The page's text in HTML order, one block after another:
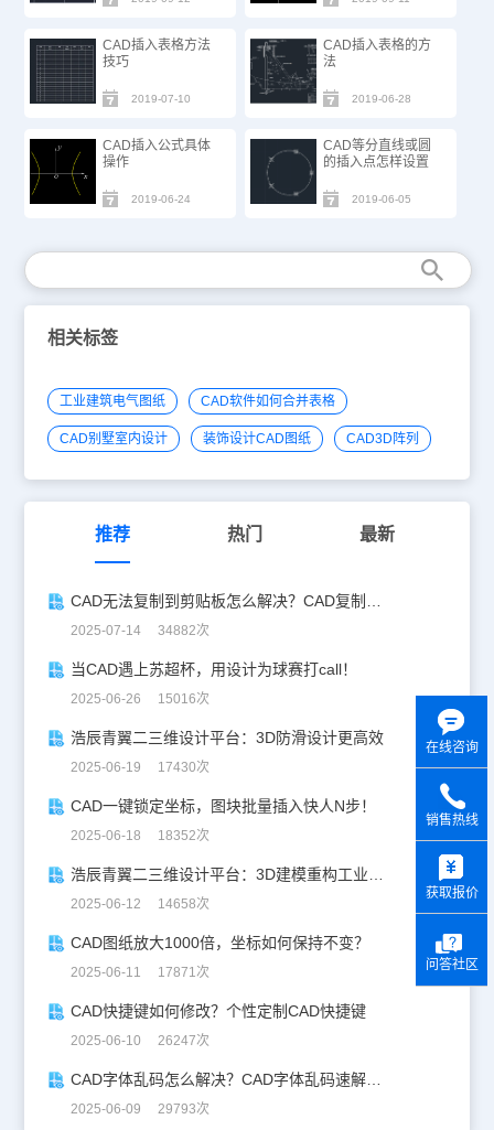
CAD插入表格方法
技巧
2019-07-10
CAD插入表格的方
法
2019-06-28
CAD插入公式具体
操作
2019-06-24
CAD等分直线或圆
的插入点怎样设置
2019-06-05
相关标签
工业建筑电气图纸 CAD软件如何合并表格
CAD别墅室内设计 装饰设计CAD图纸 CAD3D阵列
推荐 热门 最新
2025-07-14 34882次
当CAD遇上苏超杯，用设计为球赛打call！
2025-06-26 15016次
浩辰青翼二三维设计平台：3D防滑设计更高效
2025-06-19 17430次
CAD一键锁定坐标，图块批量插入快人N步！
2025-06-18 18352次
2025-06-12 14658次
CAD图纸放大1000倍，坐标如何保持不变？
2025-06-11 17871次
CAD快捷键如何修改？个性定制CAD快捷键
2025-06-10 26247次
CAD字体乱码怎么解决？CAD字体乱码速解指南
2025-06-09 29793次
在线咨询
销售热线
获取报价
问答社区